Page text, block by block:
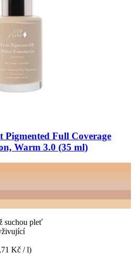
Pigmented Full Coverage
Warm 3.0 (35 ml)
suchou pleť
Kč / l)